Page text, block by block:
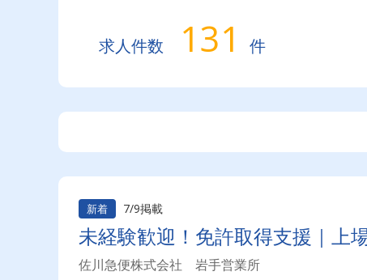
求人件数 131 件
新着 7/9掲載
未経験歓迎！免許取得支援｜上
佐川急便株式会社 岩手営業所